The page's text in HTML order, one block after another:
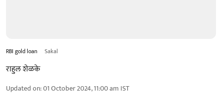
RBI gold loan Sakal
राहुल शेळके
Updated on:01 October 2024, 11:00 am IST